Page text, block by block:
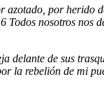
por
nosotros
de sus
rebelión de mi